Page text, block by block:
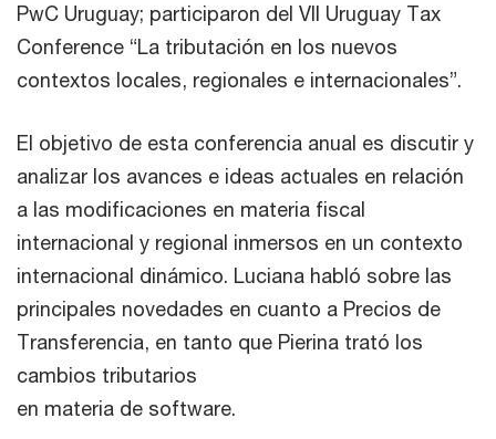
PwC Uruguay; participaron del VII Uruguay Tax
Conference “La tributación en los nuevos
contextos locales, regionales e internacionales”.
El objetivo de esta conferencia anual es discutir y
analizar los avances e ideas actuales en relación
a las modificaciones en materia fiscal
internacional y regional inmersos en un contexto
internacional dinámico. Luciana habló sobre las
principales novedades en cuanto a Precios de
Transferencia, en tanto que Pierina trató los
cambios tributarios
en materia de software.